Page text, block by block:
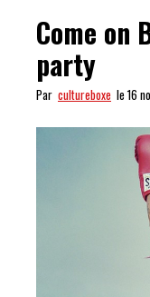
Come on
party
Par cultureboxe le 16